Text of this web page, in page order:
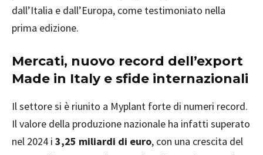
dall’Italia e dall’Europa, come testimoniato nella
prima edizione.
Mercati, nuovo record dell’export
Made in Italy e sfide internazionali
Il settore si è riunito a Myplant forte di numeri record.
Il valore della produzione nazionale ha infatti superato
nel 2024 i 3,25 miliardi di euro, con una crescita del